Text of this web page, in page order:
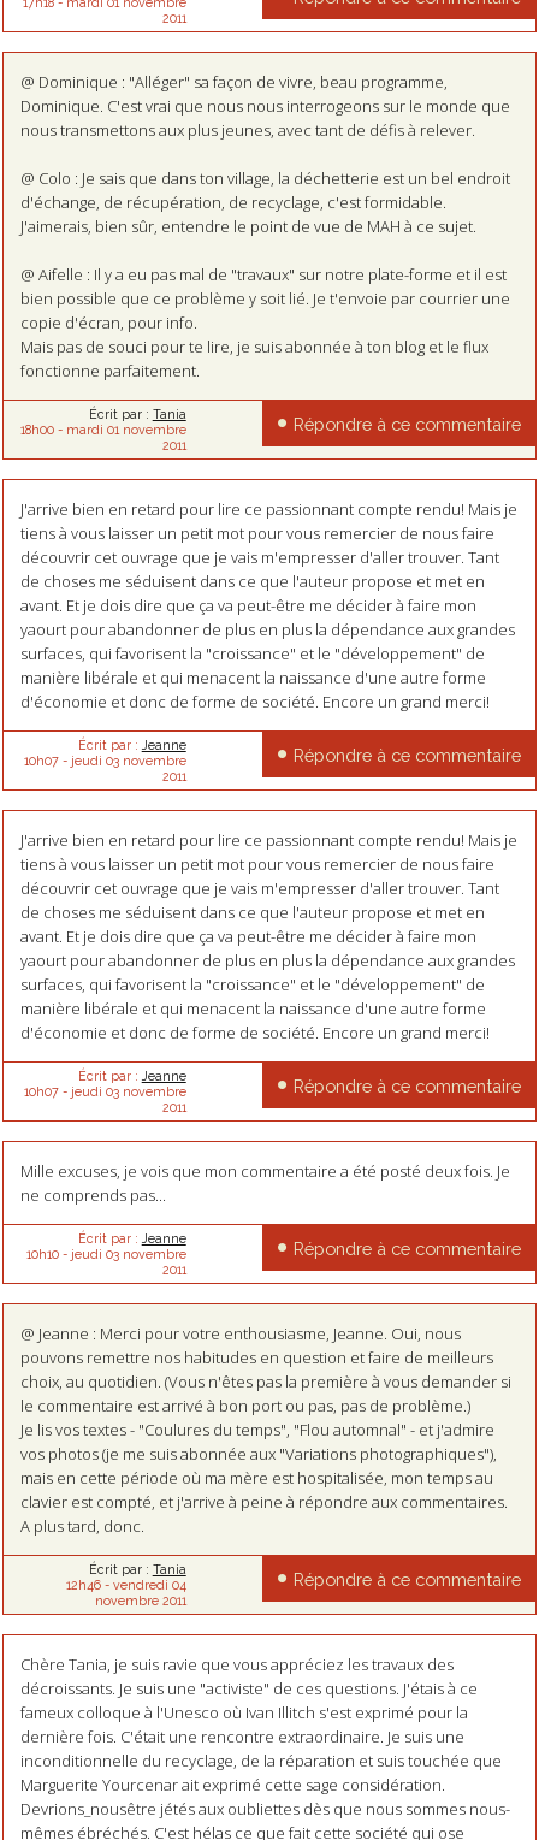
2011
@ Dominique : "Alléger" sa façon de vivre, beau programme,
Dominique. C'est vrai que nous nous interrogeons sur le monde que
nous transmettons aux plus jeunes, avec tant de défis à relever.
@ Colo : Je sais que dans ton village, la déchetterie est un bel endroit
d'échange, de récupération, de recyclage, c'est formidable.
J'aimerais, bien sûr, entendre le point de vue de MAH à ce sujet.
@ Aifelle : Il y a eu pas mal de "travaux" sur notre plate-forme et il est
bien possible que ce problème y soit lié. Je t'envoie par courrier une
copie d'écran, pour info.
Mais pas de souci pour te lire, je suis abonnée à ton blog et le flux
fonctionne parfaitement.
Écrit par : Tania
18h00- mardi 01 novembre
2011
Répondre à ce commentaire
J'arrive bien en retard pour lire ce passionnant compte rendu! Mais je
tiens à vous laisser un petit mot pour vous remercier de nous faire
découvrir cet ouvrage que je vais m'empresser d'aller trouver. Tant
de choses me séduisent dans ce que l'auteur propose et met en
avant. Et je dois dire que ça va peut-être me décider à faire mon
yaourt pour abandonner de plus en plus la dépendance aux grandes
surfaces, qui favorisent la "croissance" et le "développement" de
manière libérale et qui menacent la naissance d'une autre forme
d'économie et donc de forme de société. Encore un grand merci!
Écrit par : Jeanne
10h07- jeudi 03 novembre
2011
Répondre à ce commentaire
J'arrive bien en retard pour lire ce passionnant compte rendu! Mais je
tiens à vous laisser un petit mot pour vous remercier de nous faire
découvrir cet ouvrage que je vais m'empresser d'aller trouver. Tant
de choses me séduisent dans ce que l'auteur propose et met en
avant. Et je dois dire que ça va peut-être me décider à faire mon
yaourt pour abandonner de plus en plus la dépendance aux grandes
surfaces, qui favorisent la "croissance" et le "développement" de
manière libérale et qui menacent la naissance d'une autre forme
d'économie et donc de forme de société. Encore un grand merci!
Écrit par : Jeanne
10h07- jeudi 03 novembre
2011
Répondre à ce commentaire
Mille excuses, je vois que mon commentaire a été posté deux fois. Je
ne comprends pas...
Écrit par : Jeanne
10h10- jeudi 03 novembre
2011
Répondre à ce commentaire
@ Jeanne : Merci pour votre enthousiasme, Jeanne. Oui, nous
pouvons remettre nos habitudes en question et faire de meilleurs
choix, au quotidien. (Vous n'êtes pas la première à vous demander si
le commentaire est arrivé à bon port ou pas, pas de problème.)
Je lis vos textes - "Coulures du temps", "Flou automnal" - et j'admire
vos photos (je me suis abonnée aux "Variations photographiques"),
mais en cette période où ma mère est hospitalisée, mon temps au
clavier est compté, et j'arrive à peine à répondre aux commentaires.
A plus tard, donc.
Écrit par : Tania
12h46- vendredi 04
novembre 2011
Répondre à ce commentaire
Chère Tania, je suis ravie que vous appréciez les travaux des
décroissants. Je suis une "activiste" de ces questions. J'étais à ce
fameux colloque à l'Unesco où Ivan Illitch s'est exprimé pour la
dernière fois. C'était une rencontre extraordinaire. Je suis une
inconditionnelle du recyclage, de la réparation et suis touchée que
Marguerite Yourcenar ait exprimé cette sage considération.
Devrions_nousêtre jétés aux oubliettes dès que nous sommes nous-
mêmes ébréchés. C'est hélas ce que fait cette société qui ose